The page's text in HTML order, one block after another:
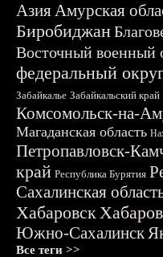
АзияАмурская
Биробиджан
Восточный военный
федеральный
Забайкалье Забайкальский край
Комсомольск-на-
Магаданская область
Петропавловск-
край Республика Бурятия
Сахалинская
Хабаровск
Южно-Сахалинск
Все теги >>